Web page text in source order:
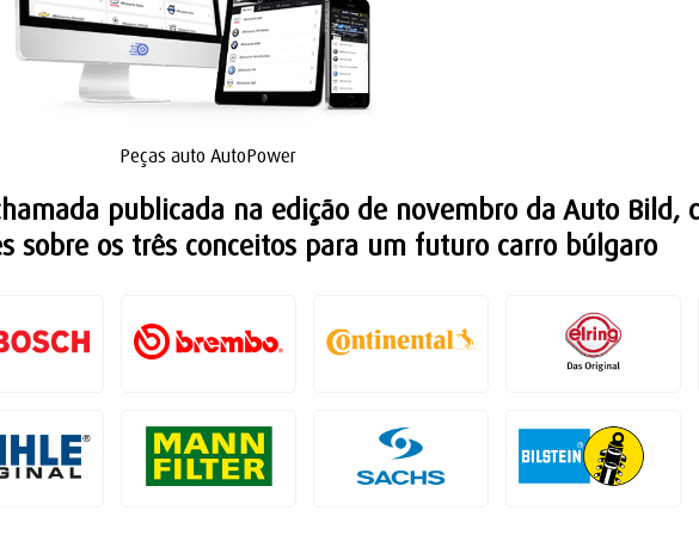
Peças auto AutoPower
publicada na edição de novembro da Auto Bild,
sobre os três conceitos para um futuro carro búlgaro